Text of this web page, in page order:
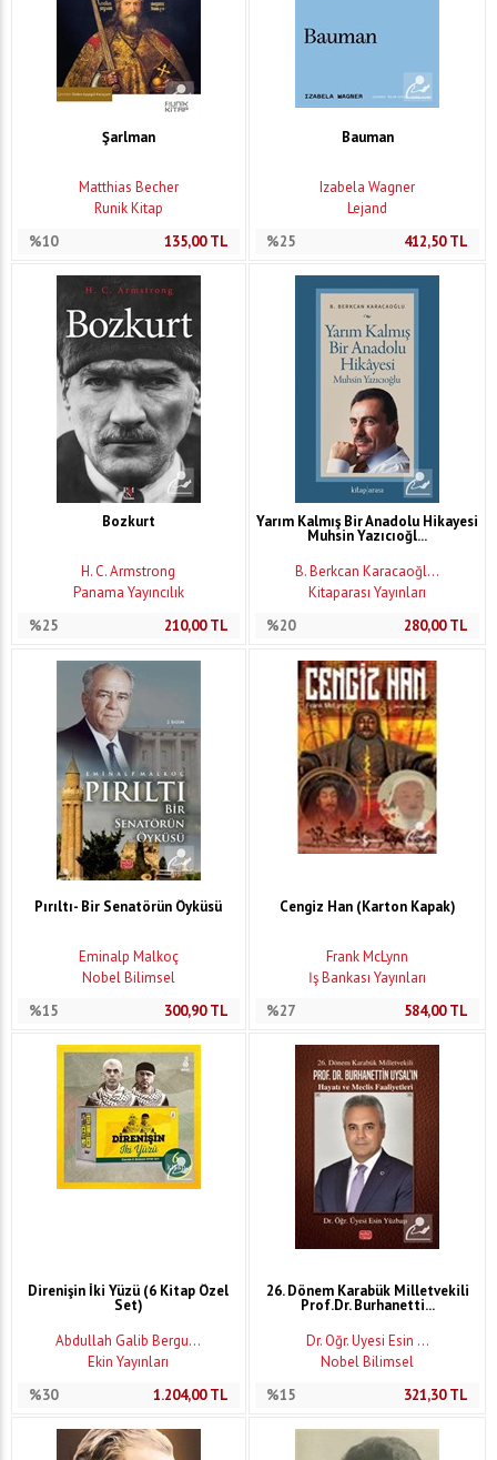
Şarlman
Matthias Becher
Runik Kitap
%10
135,00TL
Bauman
Izabela Wagner
Lejand
%25
412,50TL
Bozkurt
H. C. Armstrong
Panama Yayıncılık
%25
210,00TL
Yarım Kalmış Bir Anadolu Hikayesi
Muhsin Yazıcıoğl...
B. Berkcan Karacaoğl...
Kitaparası Yayınları
%20
280,00TL
Pırıltı- Bir Senatörün Öyküsü
Eminalp Malkoç
Nobel Bilimsel
%15
300,90TL
Cengiz Han (Karton Kapak)
Frank McLynn
İş Bankası Yayınları
%27
584,00TL
Direnişin İki Yüzü (6 Kitap Özel
Set)
Abdullah Galib Bergu...
Ekin Yayınları
%30
1.204,00TL
26. Dönem Karabük Milletvekili
Prof.Dr. Burhanetti...
Dr. Öğr. Üyesi Esin ...
Nobel Bilimsel
%15
321,30TL